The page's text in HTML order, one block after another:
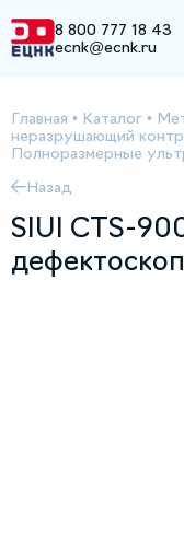
8 800 777 18 43
ecnk@ecnk.ru
Главная • Каталог •
неразрушающий
Полноразмерные
Назад
SIUI CTS-
дефектоскоп